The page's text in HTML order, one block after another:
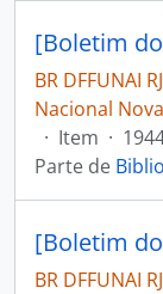
BR DFFUNAI
Nacional
· Item ·
Parte de
BR DFFUNAI